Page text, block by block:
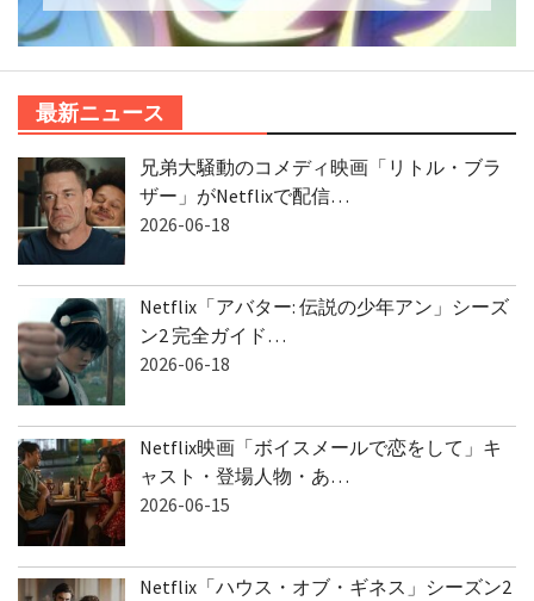
最新ニュース
兄弟大騒動のコメディ映画「リトル・ブラ
ザー」がNetflixで配信…
2026-06-18
Netflix「アバター: 伝説の少年アン」シーズ
ン2 完全ガイド…
2026-06-18
Netflix映画「ボイスメールで恋をして」キ
ャスト・登場人物・あ…
2026-06-15
Netflix「ハウス・オブ・ギネス」シーズン2